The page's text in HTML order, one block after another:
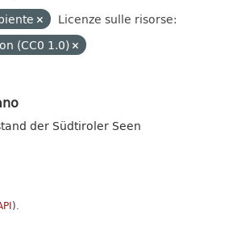
Licenze sulle risorse:
(CC0 1.0)
der Südtiroler Seen
).